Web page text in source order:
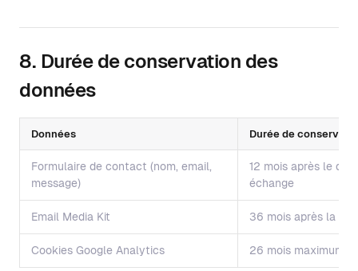
8. Durée de conservation des
données
Données Durée de
Formulaire de contact (nom, email,
message)
12 mois après le
échange
Email Media Kit 36 mois après la
Cookies Google Analytics 26 mois maximum